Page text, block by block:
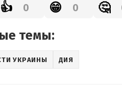
👍 0 😁 0 🤔
темы:
УКРАИНЫ ДИЯ